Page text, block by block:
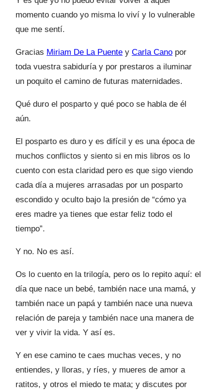
momento cuando yo misma lo viví y lo vulnerable
que me sentí.
Gracias Miriam De La Puente y Carla Cano por
toda vuestra sabiduría y por prestaros a iluminar
un poquito el camino de futuras maternidades.
Qué duro el posparto y qué poco se habla de él
aún.
El posparto es duro y es difícil y es una época de
muchos conflictos y siento si en mis libros os lo
cuento con esta claridad pero es que sigo viendo
cada día a mujeres arrasadas por un posparto
escondido y oculto bajo la presión de “cómo ya
eres madre ya tienes que estar feliz todo el
tiempo”.
Y no. No es así.
Os lo cuento en la trilogía, pero os lo repito aquí: el
día que nace un bebé, también nace una mamá, y
también nace un papá y también nace una nueva
relación de pareja y también nace una manera de
ver y vivir la vida. Y así es.
Y en ese camino te caes muchas veces, y no
entiendes, y lloras, y ríes, y mueres de amor a
ratitos, y otros el miedo te mata; y discutes por